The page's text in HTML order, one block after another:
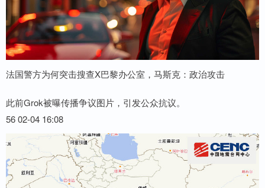
法国警方为何突击搜查X巴黎办公室，马斯克：政治攻击
此前Grok被曝传播争议图片，引发公众抗议。
56 02-04 16:08